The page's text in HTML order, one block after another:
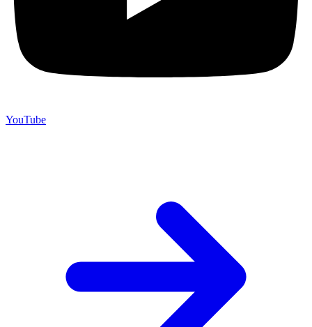
YouTube